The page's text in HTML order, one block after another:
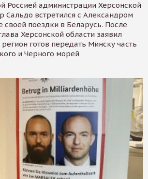
Россией администрации Херсонской
Сальдо встретился с Александром
своей поездки в Беларусь. После
Херсонской области заявил
готов передать Минску часть
и Черного морей